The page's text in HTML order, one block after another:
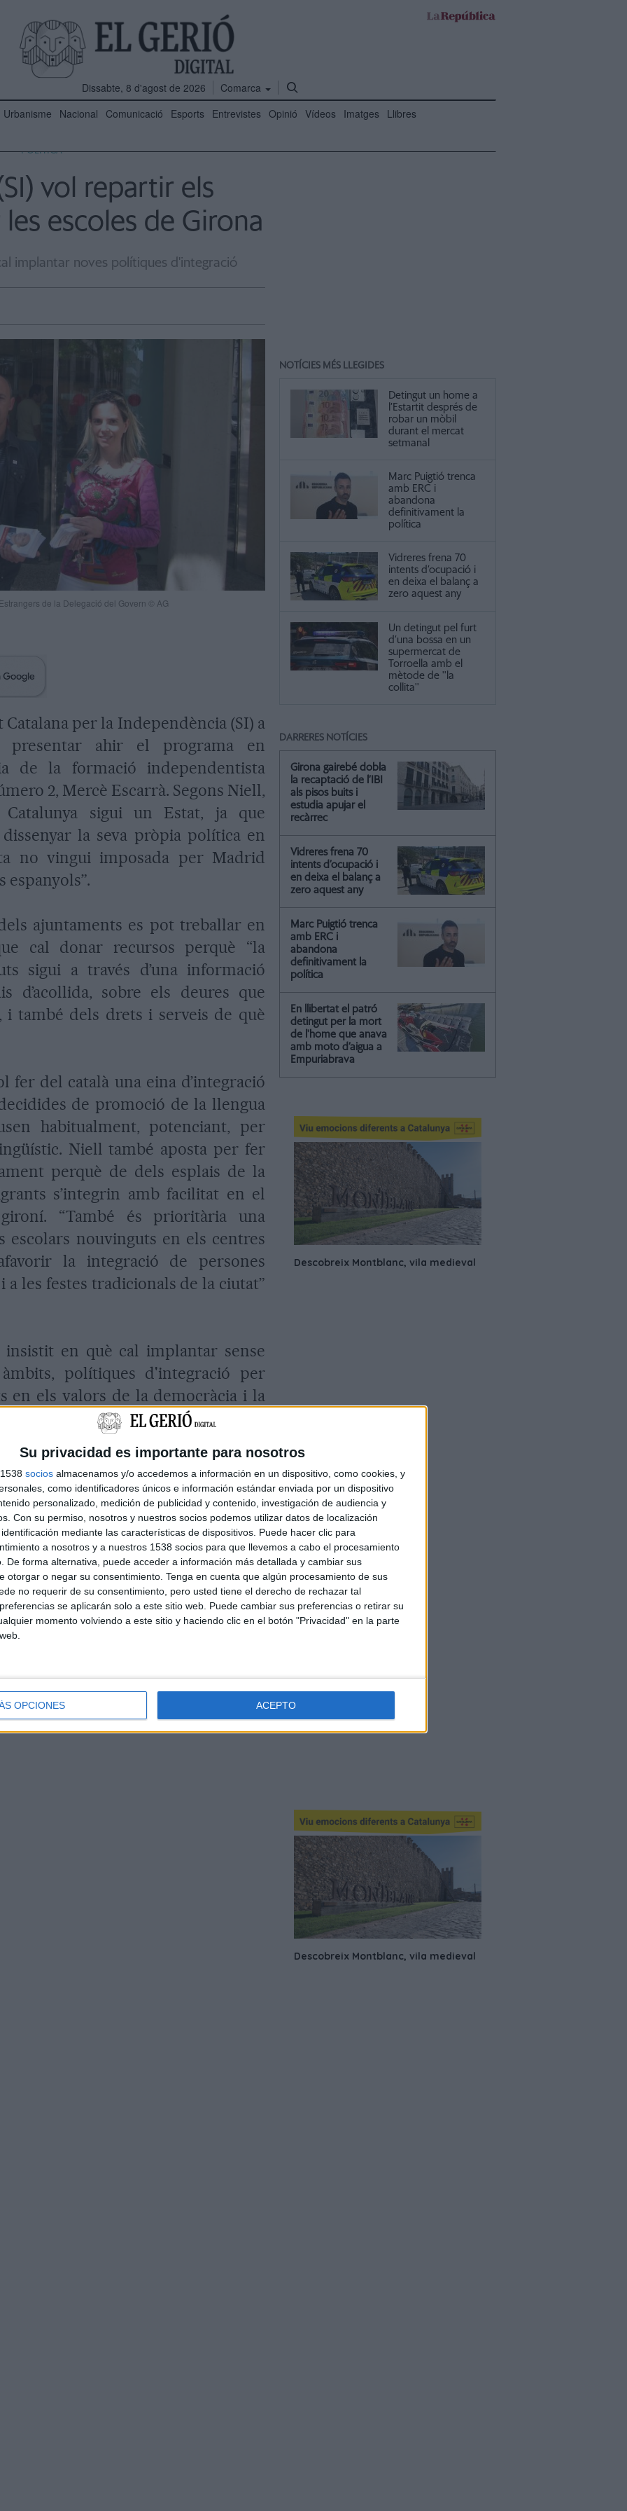
Su privacidad es importante para nosotros
socios almacenamos y/o accedemos a información en un dispositivo, como cookies, y
como identificadores únicos e información estándar enviada por un dispositivo
personalizado, medición de publicidad y contenido, investigación de audiencia y
Con su permiso, nosotros y nuestros socios podemos utilizar datos de localización
mediante las características de dispositivos. Puede hacer clic para
a nosotros y a nuestros 1538 socios para que llevemos a cabo el procesamiento
De forma alternativa, puede acceder a información más detallada y cambiar sus
otorgar o negar su consentimiento. Tenga en cuenta que algún procesamiento de sus
no requerir de su consentimiento, pero usted tiene el derecho de rechazar tal
se aplicarán solo a este sitio web. Puede cambiar sus preferencias o retirar su
momento volviendo a este sitio y haciendo clic en el botón "Privacidad" en la parte
OPCIONES ACEPTO
Dissabte, 8 d'agost de 2026
Comarca
Urbanisme Nacional Comunicació Esports Entrevistes Opinió Vídeos Imatges Llibres
POLÍTICA
vol repartir els
escoles de Girona
implantar noves polítiques d'integració
de la Delegació del Govern © AG
per la Independència (SI) a
presentar ahir el programa en
de la formació independentista
2, Mercè Escarrà. Segons Niell,
Catalunya sigui un Estat, ja que
la seva pròpia política en
no vingui imposada per Madrid
espanyols”.
ajuntaments es pot treballar en
cal donar recursos perquè “la
sigui a través d’una informació
d’acollida, sobre els deures que
i també dels drets i serveis de què
fer del català una eina d’integració
de promoció de la llengua
habitualment, potenciant, per
Niell també aposta per fer
perquè de dels esplais de la
s’integrin amb facilitat en el
“També és prioritària una
escolars nouvinguts en els centres
la integració de persones
les festes tradicionals de la ciutat”
en què cal implantar sense
polítiques d'integració per
en els valors de la democràcia i la
NOTÍCIES MÉS LLEGIDES
Detingut un home a
l’Estartit després de
robar un mòbil
durant el mercat
setmanal
Marc Puigtió trenca
amb ERC i
abandona
definitivament la
política
Vidreres frena 70
intents d’ocupació i
en deixa el balanç a
zero aquest any
Un detingut pel furt
d’una bossa en un
supermercat de
Torroella amb el
mètode de ''la
collita''
DARRERES NOTÍCIES
Girona gairebé dobla
la recaptació de l’IBI
als pisos buits i
estudia apujar el
recàrrec
Vidreres frena 70
intents d’ocupació i
en deixa el balanç a
zero aquest any
Marc Puigtió trenca
amb ERC i
abandona
definitivament la
política
En llibertat el patró
detingut per la mort
de l'home que anava
amb moto d’aigua a
Empuriabrava